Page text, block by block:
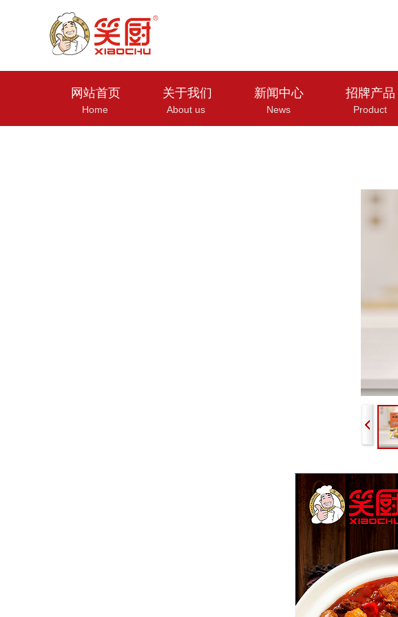
Home About us News Product
网站首页 关于我们 新闻中心 招牌产品